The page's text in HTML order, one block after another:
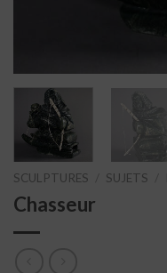
SCULPTURES SUJETS
Chasseur